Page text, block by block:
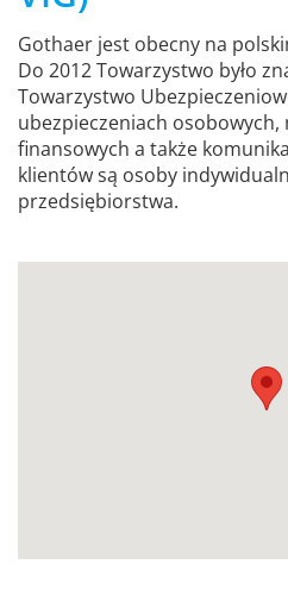
Gothaer jest obecny na
Do 2012 Towarzystwo było
Towarzystwo
ubezpieczeniach osobowych,
finansowych a także
klientów są osoby
przedsiębiorstwa.